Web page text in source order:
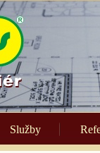
Služby